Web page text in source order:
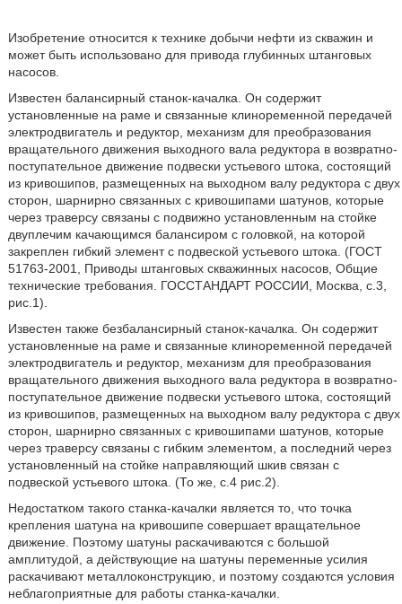
Изобретение относится к технике добычи нефти из скважин и
может быть использовано для привода глубинных штанговых
насосов.
Известен балансирный станок-качалка. Он содержит
установленные на раме и связанные клиноременной передачей
электродвигатель и редуктор, механизм для преобразования
вращательного движения выходного вала редуктора в возвратно-
поступательное движение подвески устьевого штока, состоящий
из кривошипов, размещенных на выходном валу редуктора с двух
сторон, шарнирно связанных с кривошипами шатунов, которые
через траверсу связаны с подвижно установленным на стойке
двуплечим качающимся балансиром с головкой, на которой
закреплен гибкий элемент с подвеской устьевого штока. (ГОСТ
51763-2001, Приводы штанговых скважинных насосов, Общие
технические требования. ГОССТАНДАРТ РОССИИ, Москва, с.3,
рис.1).
Известен также безбалансирный станок-качалка. Он содержит
установленные на раме и связанные клиноременной передачей
электродвигатель и редуктор, механизм для преобразования
вращательного движения выходного вала редуктора в возвратно-
поступательное движение подвески устьевого штока, состоящий
из кривошипов, размещенных на выходном валу редуктора с двух
сторон, шарнирно связанных с кривошипами шатунов, которые
через траверсу связаны с гибким элементом, а последний через
установленный на стойке направляющий шкив связан с
подвеской устьевого штока. (То же, с.4 рис.2).
Недостатком такого станка-качалки является то, что точка
крепления шатуна на кривошипе совершает вращательное
движение. Поэтому шатуны раскачиваются с большой
амплитудой, а действующие на шатуны переменные усилия
раскачивают металлоконструкцию, и поэтому создаются условия
неблагоприятные для работы станка-качалки.